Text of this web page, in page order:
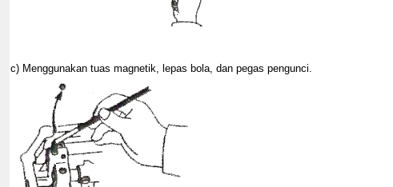
c) Menggunakan tuas magnetik, lepas bola, dan pegas pengunci.